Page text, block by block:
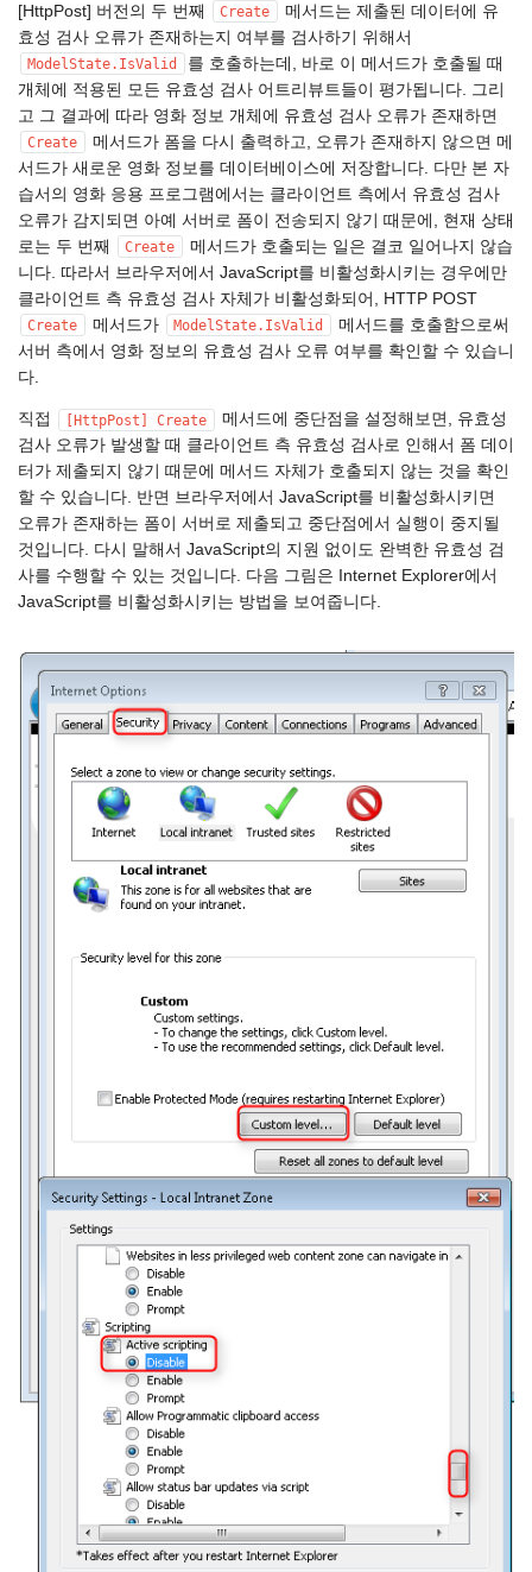
[HttpPost] 버전의 두 번째
Create
메서드는 제출된 데이터에 유
효성 검사 오류가 존재하는지 여부를 검사하기 위해서
ModelState.IsValid
를 호출하는데, 바로 이 메서드가 호출될 때
개체에 적용된 모든 유효성 검사 어트리뷰트들이 평가됩니다. 그리
고 그 결과에 따라 영화 정보 개체에 유효성 검사 오류가 존재하면
Create
메서드가 폼을 다시 출력하고, 오류가 존재하지 않으면 메
서드가 새로운 영화 정보를 데이터베이스에 저장합니다. 다만 본 자
습서의 영화 응용 프로그램에서는 클라이언트 측에서 유효성 검사
오류가 감지되면 아예 서버로 폼이 전송되지 않기 때문에, 현재 상태
로는 두 번째
Create
메서드가 호출되는 일은 결코 일어나지 않습
니다. 따라서 브라우저에서 JavaScript를 비활성화시키는 경우에만
클라이언트 측 유효성 검사 자체가 비활성화되어, HTTP POST
Create 메서드가 ModelState.IsValid
메서드를 호출함으로써
서버 측에서 영화 정보의 유효성 검사 오류 여부를 확인할 수 있습니
다.
직접 [HttpPost] Create
메서드에 중단점을 설정해보면, 유효성
검사 오류가 발생할 때 클라이언트 측 유효성 검사로 인해서 폼 데이
터가 제출되지 않기 때문에 메서드 자체가 호출되지 않는 것을 확인
할 수 있습니다. 반면 브라우저에서 JavaScript를 비활성화시키면
오류가 존재하는 폼이 서버로 제출되고 중단점에서 실행이 중지될
것입니다. 다시 말해서 JavaScript의 지원 없이도 완벽한 유효성 검
사를 수행할 수 있는 것입니다. 다음 그림은 Internet Explorer에서
JavaScript를 비활성화시키는 방법을 보여줍니다.